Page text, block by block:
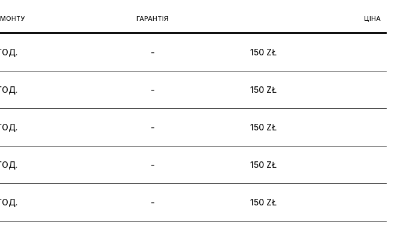
ГАРАНТІЯ ЦІНА
- 150 ZŁ
- 150 ZŁ
- 150 ZŁ
- 150 ZŁ
- 150 ZŁ